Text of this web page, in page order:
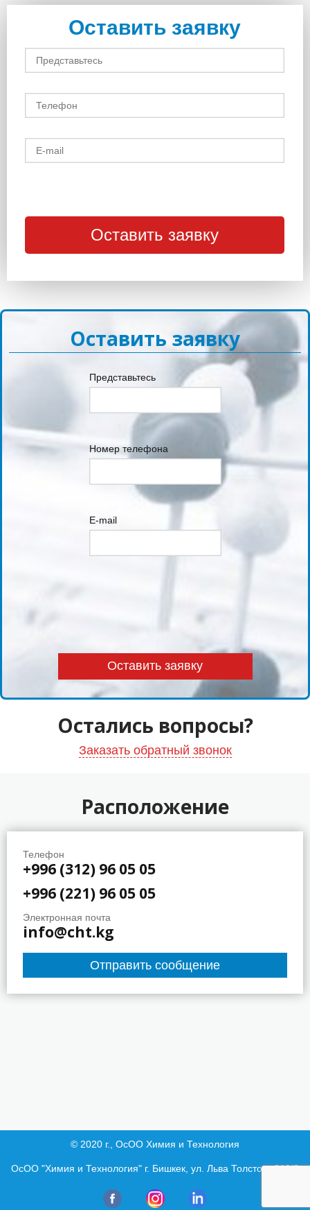
Оставить заявку
Оставить заявку
Представьтесь
Номер телефона
E-mail
Остались вопросы?
Заказать обратный звонок
Расположение
Телефон
+996 (312) 96 05 05
+996 (221) 96 05 05
Электронная почта
info@cht.kg
Отправить сообщение
© 2020 г., ОсОО Химия и Технология
ОсОО "Химия и Технология" г. Бишкек, ул. Льва Толстого 210/2